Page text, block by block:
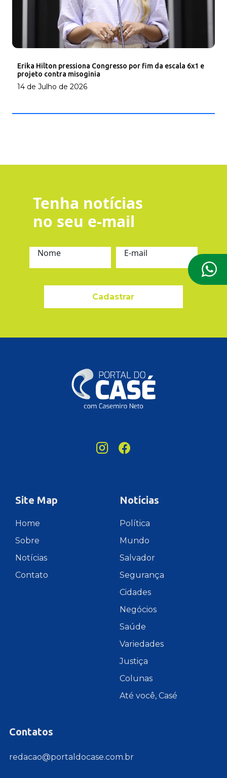
Erika Hilton pressiona Congresso por fim da escala 6x1 e
projeto contra misoginia
14 de Julho de 2026
Tenha notícias
no seu e-mail
Nome E-mail
Cadastrar
Site Map
Home
Sobre
Notícias
Contato
Notícias
Política
Mundo
Salvador
Segurança
Cidades
Negócios
Saúde
Variedades
Justiça
Colunas
Até você, Casé
Contatos
redacao@portaldocase.com.br